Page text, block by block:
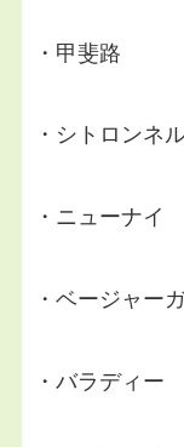
・甲斐路
・シトロンネ
・ニューナイ
・ベージャー
・バラディー